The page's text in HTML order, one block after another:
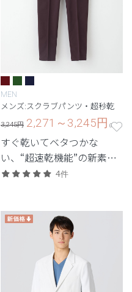
MEN
メンズ:スクラブパンツ・超秒乾
3,245円 2,271～3,245円 (税込)
すぐ乾いてベタつかな
い、“超速乾機能”の新素材
を採用したメンズスクラブ
4件